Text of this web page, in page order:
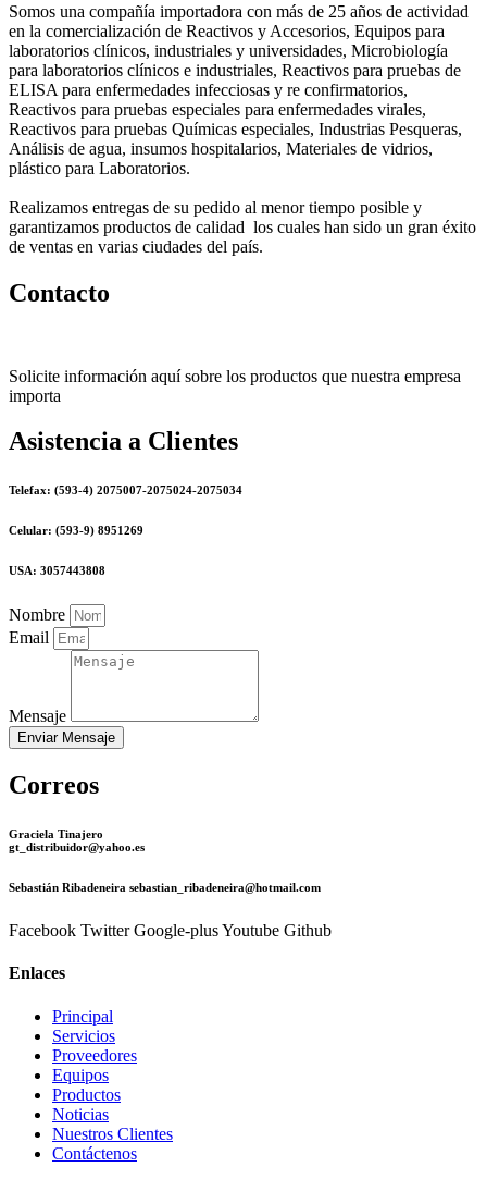
Somos una compañía importadora con más de 25 años de actividad
en la comercialización de Reactivos y Accesorios, Equipos para
laboratorios clínicos, industriales y universidades, Microbiología
para laboratorios clínicos e industriales, Reactivos para pruebas de
ELISA para enfermedades infecciosas y re confirmatorios,
Reactivos para pruebas especiales para enfermedades virales,
Reactivos para pruebas Químicas especiales, Industrias Pesqueras,
Análisis de agua, insumos hospitalarios, Materiales de vidrios,
plástico para Laboratorios.
Realizamos entregas de su pedido al menor tiempo posible y
garantizamos productos de calidad los cuales han sido un gran éxito
de ventas en varias ciudades del país.
Contacto
Solicite información aquí sobre los productos que nuestra empresa
importa
Asistencia a Clientes
Telefax: (593-4) 2075007-2075024-2075034
Celular: (593-9) 8951269
USA: 3057443808
Nombre
Email
Mensaje
Enviar Mensaje
Correos
Graciela Tinajero
gt_distribuidor@yahoo.es
Sebastián Ribadeneira sebastian_ribadeneira@hotmail.com
Facebook Twitter Google-plusYoutube Github
Enlaces
Principal
Servicios
Proveedores
Equipos
Productos
Noticias
Nuestros Clientes
Contáctenos